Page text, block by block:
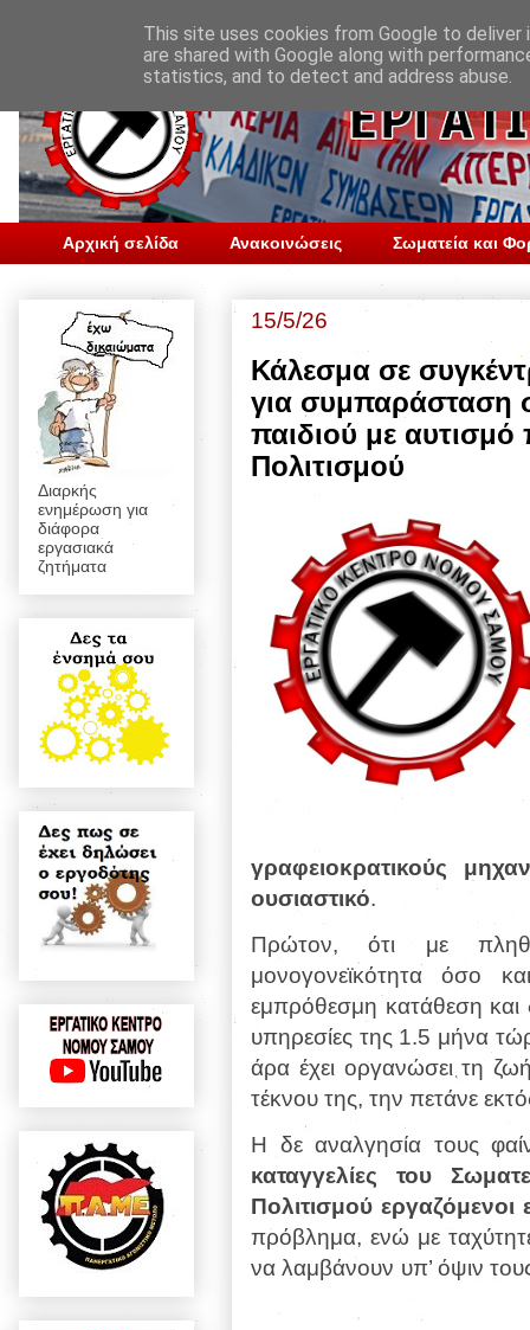
Αρχική σελίδα Ανακοινώσεις Σωματεία και
15/5/26
Κάλεσμα σε
για συμπαράσταση
παιδιού με
Πολιτισμού
γραφειοκρατικούς
ουσιαστικό.
Πρώτον, ότι με
μονογονεϊκότητα όσο
εμπρόθεσμη κατάθεση και
υπηρεσίες της 1.5 μήνα
άρα έχει οργανώσει τη
τέκνου της, την πετάνε
Η δε αναλγησία τους
καταγγελίες του
Πολιτισμού εργαζόμενοι
πρόβλημα, ενώ με
να λαμβάνουν υπ’ όψιν
Διαρκής
ενημέρωση για
διάφορα
εργασιακά
ζητήματα
This site uses cookies from Google to
are shared with Google along with
statistics, and to detect and address abuse.